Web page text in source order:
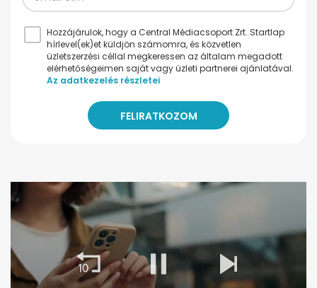
Hozzájárulok, hogy a Central Médiacsoport Zrt. Startlap
hírlevel(ek)et küldjön számomra, és közvetlen
üzletszerzési céllal megkeressen az általam megadott
elérhetőségeimen saját vagy üzleti partnerei ajánlatával.
Az adatkezelés részletei